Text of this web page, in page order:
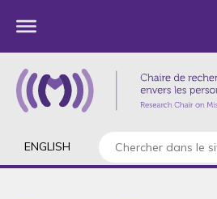
ENGLISH